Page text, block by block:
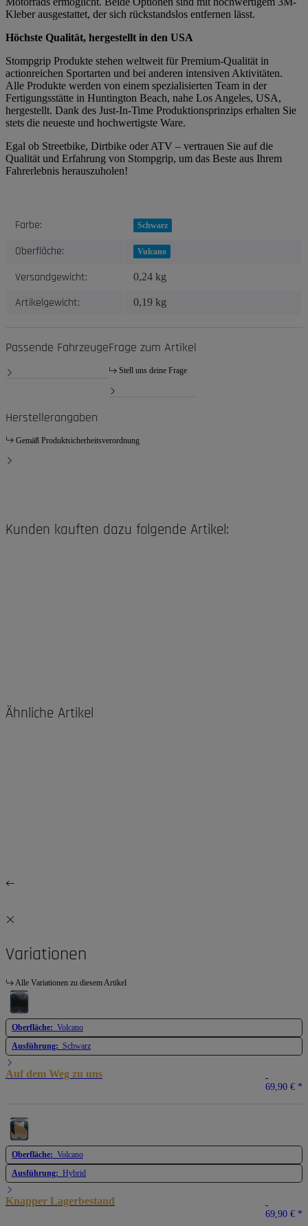
Kleber ausgestattet, der sich rückstandslos entfernen lässt.
Höchste Qualität, hergestellt in den USA
Stompgrip Produkte stehen weltweit für Premium-Qualität in
actionreichen Sportarten und bei anderen intensiven Aktivitäten.
Alle Produkte werden von einem spezialisierten Team in der
Fertigungsstätte in Huntington Beach, nahe Los Angeles, USA,
hergestellt. Dank des Just-In-Time Produktionsprinzips erhalten Sie
stets die neueste und hochwertigste Ware.
Egal ob Streetbike, Dirtbike oder ATV – vertrauen Sie auf die
Qualität und Erfahrung von Stompgrip, um das Beste aus Ihrem
Fahrerlebnis herauszuholen!
Produkteigenschaft
Wert
Farbe: Schwarz
Oberfläche: Vulcano
Versandgewicht: 0,24 kg
Artikelgewicht: 0,19 kg
Passende FahrzeugeFrage zum Artikel
Stell uns deine Frage
Herstellerangaben
Gemäß Produktsicherheitsverordnung
Kunden kauften dazu folgende Artikel:
Ähnliche Artikel
Variationen
Alle Variationen zu diesem Artikel
Oberfläche: Volcano
Ausführung: Schwarz
Auf dem Weg zu uns
69,90 € *
Oberfläche: Volcano
Ausführung: Hybrid
Knapper Lagerbestand
69,90 € *